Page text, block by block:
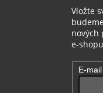
Vložte
nových
e-
E-mail